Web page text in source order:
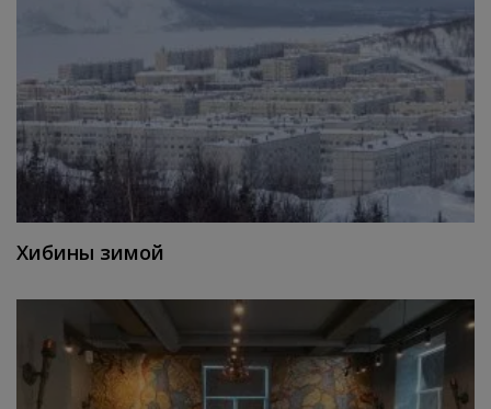
Хибины зимой